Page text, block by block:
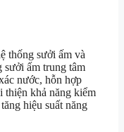
thống sưởi ấm và
ấm trung tâm
nước, hỗn hợp
khả năng kiểm
hiệu suất năng